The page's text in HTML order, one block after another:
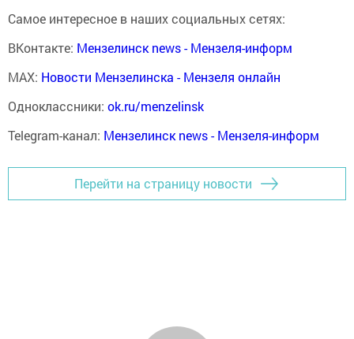
Самое интересное в наших социальных сетях:
ВКонтакте: Мензелинск news - Мензеля-информ
MAX: Новости Мензелинска - Мензеля онлайн
Одноклассники: ok.ru/menzelinsk
Telegram-канал: Мензелинск news - Мензеля-информ
Перейти на страницу новости